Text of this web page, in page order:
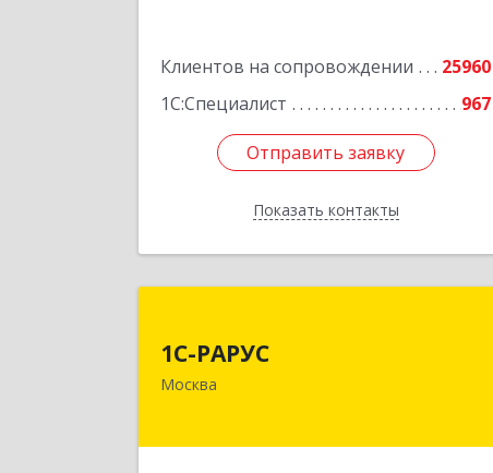
Клиентов на сопровождении
25960
1С:Специалист
967
Отправить заявку
Показать контакты
Отправить заявку
Назад
1С-РАРУС
Москва
Подробнее